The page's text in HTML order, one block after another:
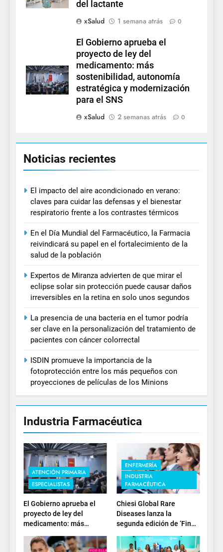
del lactante
xSalud
1 semana atrás 0
El Gobierno aprueba el
proyecto de ley del
medicamento: más
sostenibilidad, autonomía
estratégica y modernización
para el SNS
xSalud
2 semanas atrás 0
Noticias recientes
El impacto del aire acondicionado en verano:
claves para cuidar las defensas y el bienestar
respiratorio frente a los contrastes térmicos
En el Día Mundial del Farmacéutico, la Farmacia
reivindicará su papel en el fortalecimiento de la
salud de la población
Expertos de Miranza advierten de que mirar el
eclipse solar sin protección puede causar daños
irreversibles en la retina en solo unos segundos
La presencia de una bacteria en el tumor podría
ser clave en la personalización del tratamiento de
pacientes con cáncer colorrectal
ISDIN promueve la importancia de la
fotoprotección entre los más pequeños con
proyecciones de películas de los Minions
Industria Farmacéutica
ATENCIÓN PRIMARIA
ESPECIALISTAS
El Gobierno aprueba el
proyecto de ley del
medicamento: más
estratégica y
ENFERMERÍA
INDUSTRIA
FARMACÉUTICA
Chiesi Global Rare
Diseases lanza la
segunda edición de ‘Find
investigación en